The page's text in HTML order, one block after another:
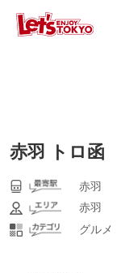
赤羽 トロ函
赤羽
赤羽
グルメ